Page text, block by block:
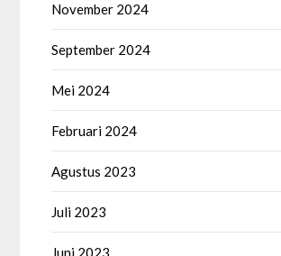
November 2024
September 2024
Mei 2024
Februari 2024
Agustus 2023
Juli 2023